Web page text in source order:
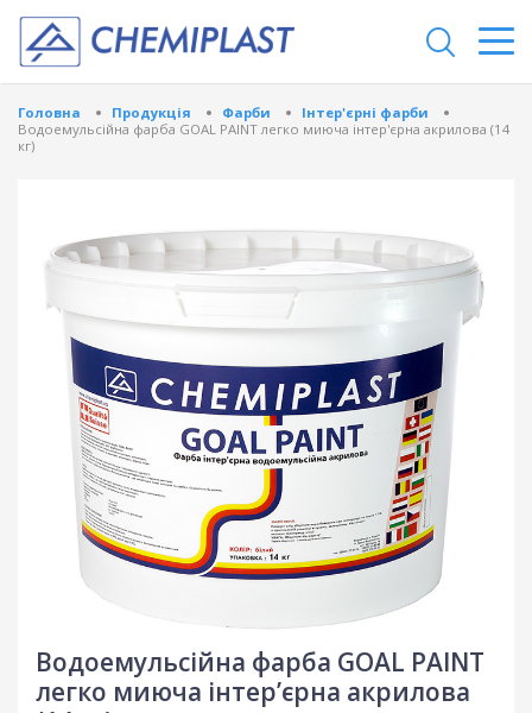
Головна Продукція Фарби
Інтер'єрні фарби
Водоемульсійна фарба GOAL PAINT легко миюча інтер'єрна акрилова (14
кг)
Водоемульсійна фарба GOAL PAINT
легко миюча інтер’єрна акрилова